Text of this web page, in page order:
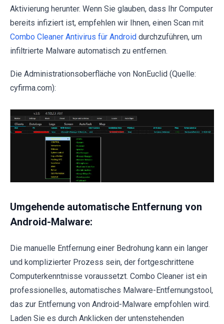
Aktivierung herunter. Wenn Sie glauben, dass Ihr Computer
bereits infiziert ist, empfehlen wir Ihnen, einen Scan mit
Combo Cleaner Antivirus für Android durchzuführen, um
infiltrierte Malware automatisch zu entfernen.
Die Administrationsoberfläche von NonEuclid (Quelle:
cyfirma.com):
Umgehende automatische Entfernung von
Android-Malware:
Die manuelle Entfernung einer Bedrohung kann ein langer
und komplizierter Prozess sein, der fortgeschrittene
Computerkenntnisse voraussetzt. Combo Cleaner ist ein
professionelles, automatisches Malware-Entfernungstool,
das zur Entfernung von Android-Malware empfohlen wird.
Laden Sie es durch Anklicken der untenstehenden